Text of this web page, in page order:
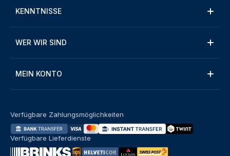
KENNTNISSE
WER WIR SIND
MEIN KONTO
Verfügbare Zahlungsmöglichkeiten
Verfügbare Lieferdienste